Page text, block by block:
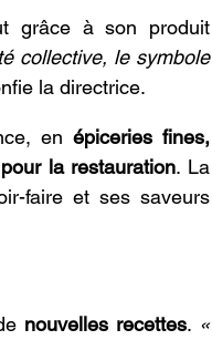
grâce à son produit
collective, le symbole
la directrice.
en épiceries fines,
la restauration. La
faire et ses saveurs
nouvelles recettes. «